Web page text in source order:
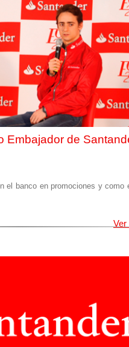
Embajador de
el banco en promociones y como
Ver